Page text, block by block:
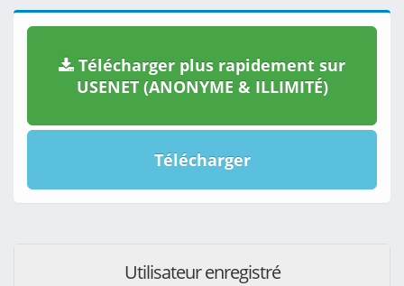
Télécharger plus rapidement sur
USENET (ANONYME & ILLIMITÉ)
Télécharger
Utilisateur enregistré